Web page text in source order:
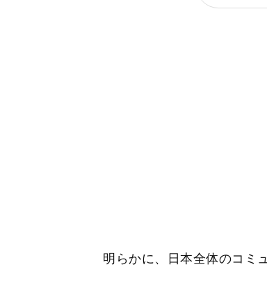
明らかに、日本全体のコミ